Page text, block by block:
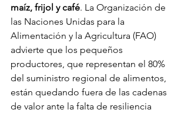
maíz, frijol y café. La Organización de
las Naciones Unidas para la
Alimentación y la Agricultura (FAO)
advierte que los pequeños
productores, que representan el 80%
del suministro regional de alimentos,
están quedando fuera de las cadenas
de valor ante la falta de resiliencia